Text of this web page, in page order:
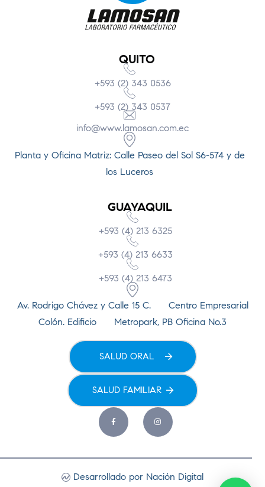
QUITO
+593 (2) 343 0536
+593 (2) 343 0537
info@www.lamosan.com.ec
Planta y Oficina Matriz: Calle Paseo del Sol S6-574 y de
los Luceros
GUAYAQUIL
+593 (4) 213 6325
+593 (4) 213 6633
+593 (4) 213 6473
Av. Rodrigo Chávez y Calle 15 C. Centro Empresarial
Colón. Edificio Metropark, PB Oficina No.3
SALUD ORAL
SALUD FAMILIAR
Desarrollado por Nación Digital